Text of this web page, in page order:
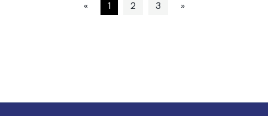
« 1 2 3 »